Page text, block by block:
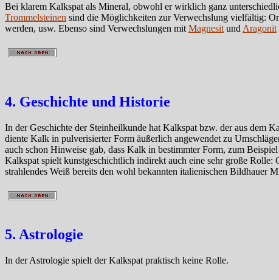
Bei klarem Kalkspat als Mineral, obwohl er wirklich ganz
Trommelsteinen sind die Möglichkeiten zur Verwechslung vielfältig:
werden, usw. Ebenso sind Verwechslungen mit Magnesit und Aragonit
4. Geschichte und Historie
In der Geschichte der Steinheilkunde hat Kalkspat bzw. der aus dem
diente Kalk in pulverisierter Form äußerlich angewendet zu
auch schon Hinweise gab, dass Kalk in bestimmter Form, zum
Kalkspat spielt kunstgeschichtlich indirekt auch eine sehr große Rolle:
strahlendes Weiß bereits den wohl bekannten italienischen Bildhauer
5. Astrologie
In der Astrologie spielt der Kalkspat praktisch keine Rolle.